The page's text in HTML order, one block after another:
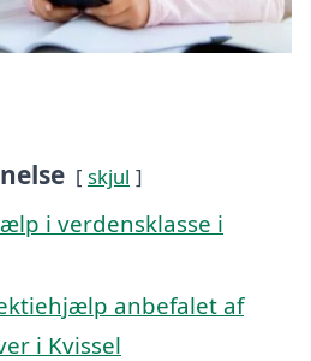
skjul
i verdensklasse i
anbefalet af
i Kvissel